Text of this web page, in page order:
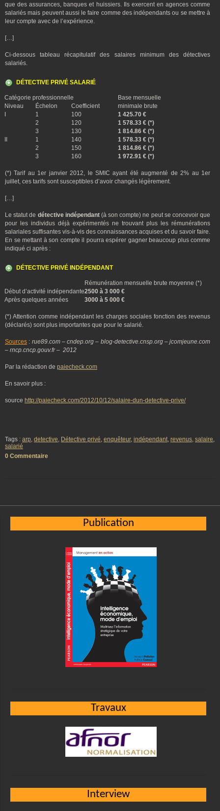
que des assurances, banques et huissiers. Ils exercent en agences comme
salariés mais peuvent aussi le faire comme des indépendants ou se mettre à
leur compte avec de l’expérience.
[…]
Ci-dessous tableau récapitulatif des salaires minimum des détectives
salariés.
DÉTECTIVE PRIVÉ SALARIÉ
Catégorie professionnelle
Base mensuelle
minimale brute
Niveau Échelon
Coefficient
1 100
1 425.70 €
2
120
1 578.33 € (*)
3
130
1 814.86 € (*)
1 140
1 578.33 € (*)
2
150
1 814.86 € (*)
3
160 1 972.91 € (*)
(*) Tarif au 1er janvier 2012, le SMIC ayant été augmenté de 2% au 1er
juillet, ces tarifs sont susceptibles d’avoir changés légèrement.
[…]
Le statut de détective indépendant(à son compte) ne peut se concevoir que
pour les individus déjà expérimentés ne trouvant plus les rémunérations
salariales suffisantes vis-à-vis des connaissances acquises et du savoir faire.
En se mettant à son compte il pourra espérer gagner beaucoup plus comme
indiqué ci après :
DÉTECTIVE PRIVÉ INDÉPENDANT
Rémunération mensuelle brute moyenne (*)
Début d’activité indépendante2500 à 3 000 €
Après quelques années
3000 à 5 000 €
(*) Attention comme indépendant les charges sociales fonction des revenus
(déclarés) sont plus importantes que pour le salarié.
Sources : rue89.com – cndep.org – blog-detective.cnsp.org – jcomjeune.com
– rncp.cncp.gouv.fr – 2012
Par la rédaction de paiecheck.com
En savoir plus :
source http://paiecheck.com/2012/10/12/salaire-dun-detective-prive/
Tags : arp, detective, Détective privé, enquêteur, indépendant, revenus, salaire,
salarié
0 Commentaire
Publication
Travaux
Interview